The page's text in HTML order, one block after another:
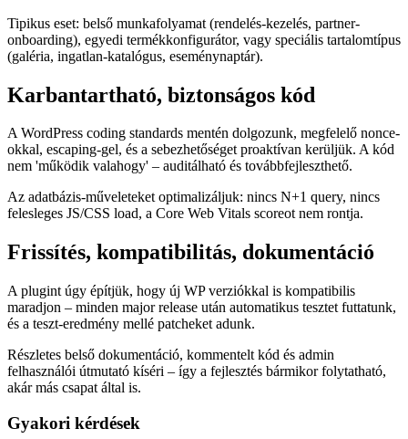
Tipikus eset: belső munkafolyamat (rendelés-kezelés, partner-
onboarding), egyedi termékkonfigurátor, vagy speciális tartalomtípus
(galéria, ingatlan-katalógus, eseménynaptár).
Karbantartható, biztonságos kód
A WordPress coding standards mentén dolgozunk, megfelelő nonce-
okkal, escaping-gel, és a sebezhetőséget proaktívan kerüljük. A kód
nem 'működik valahogy' – auditálható és továbbfejleszthető.
Az adatbázis-műveleteket optimalizáljuk: nincs N+1 query, nincs
felesleges JS/CSS load, a Core Web Vitals scoreot nem rontja.
Frissítés, kompatibilitás, dokumentáció
A plugint úgy építjük, hogy új WP verziókkal is kompatibilis
maradjon – minden major release után automatikus tesztet futtatunk,
és a teszt-eredmény mellé patcheket adunk.
Részletes belső dokumentáció, kommentelt kód és admin
felhasználói útmutató kíséri – így a fejlesztés bármikor folytatható,
akár más csapat által is.
Gyakori kérdések